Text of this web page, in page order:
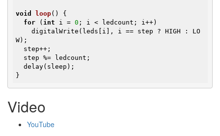
void loop()
{
for ( int i = 0 ; i < ledcount; i++)
W);
}
Video
YouTube